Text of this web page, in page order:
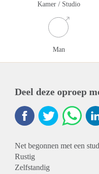
Kamer / Studio
Man
Deel deze oproep
Net begonnen met een
Rustig
Zelfstandig